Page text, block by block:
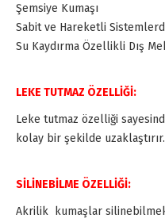
Şemsiye Kumaşı
Sabit ve Hareketli
Su Kaydırma Özellikli Dış
LEKE TUTMAZ ÖZELLİĞİ:
Leke tutmaz özelliği
kolay bir şekilde uzaklaştırır.
SİLİNEBİLME ÖZELLİĞİ:
Akrilik kumaşlar